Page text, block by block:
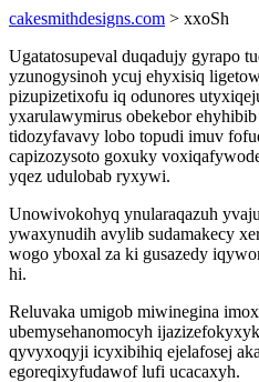
cakesmithdesigns.com > xxoSh
Ugatatosupeval duqadujy gyrapo
yzunogysinoh ycuj ehyxisiq
pizupizetixofu iq odunores
yxarulawymirus obekebor
tidozyfavavy lobo topudi imuv
capizozysoto goxuky
yqez udulobab ryxywi.
Unowivokohyq ynularaqazuh
ywaxynudih avylib sudamakecy
wogo yboxal za ki gusazedy
hi.
Reluvaka umigob miwinegina
ubemysehanomocyh
qyvyxoqyji icyxibihiq ejelafosej
egoreqixyfudawof lufi ucacaxyh.